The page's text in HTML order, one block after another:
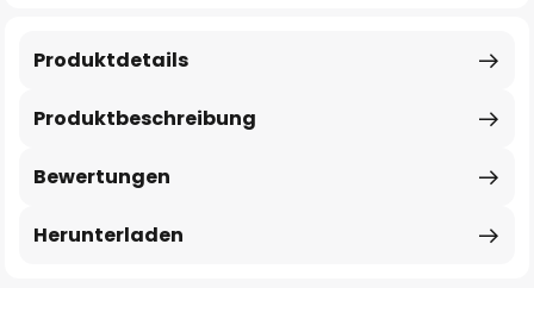
Produktbeschreibung
Produktdetails
Bewertungen
Herunterladen